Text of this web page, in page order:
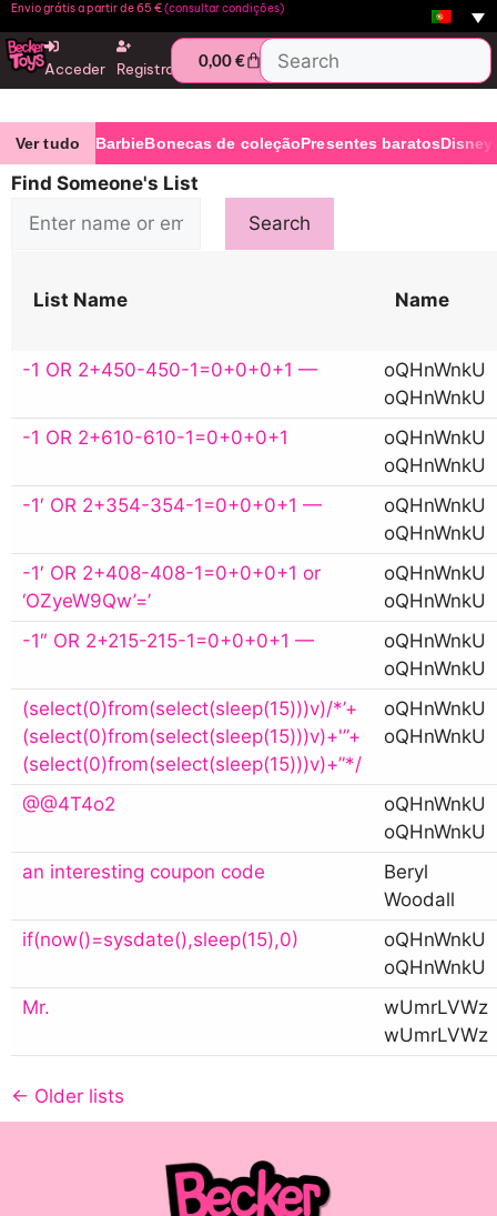
Envio grátis a partir de 65 €(consultar condições)
Acceder Registro 0,00€
Ver tudo BarbieBonecas de coleçãoPresentes baratosDisney
Find Someone's List
List Name Name
-1 OR 2+450-450-1=0+0+0+1 —
oQHnWnkU
oQHnWnkU
-1 OR 2+610-610-1=0+0+0+1
oQHnWnkU
oQHnWnkU
-1′ OR 2+354-354-1=0+0+0+1 —
oQHnWnkU
oQHnWnkU
-1′ OR 2+408-408-1=0+0+0+1 or
‘OZyeW9Qw’=’
oQHnWnkU
oQHnWnkU
-1″ OR 2+215-215-1=0+0+0+1 —
oQHnWnkU
oQHnWnkU
(select(0)from(select(sleep(15)))v)/*’+
(select(0)from(select(sleep(15)))v)+'”+
(select(0)from(select(sleep(15)))v)+”*/
oQHnWnkU
oQHnWnkU
@@4T4o2
oQHnWnkU
oQHnWnkU
an interesting coupon code
Beryl
Woodall
if(now()=sysdate(),sleep(15),0)
oQHnWnkU
oQHnWnkU
Mr.
wUmrLVWz
wUmrLVWz
← Older lists